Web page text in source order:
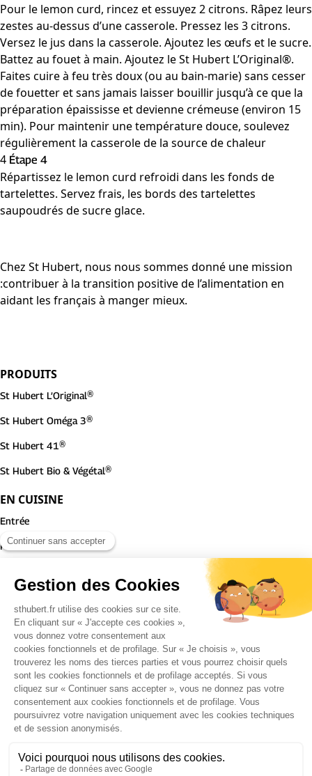
Pour le lemon curd, rincez et essuyez 2 citrons. Râpez leurs
zestes au-dessus d’une casserole. Pressez les 3 citrons.
Versez le jus dans la casserole. Ajoutez les œufs et le sucre.
Battez au fouet à main. Ajoutez le St Hubert L’Original®.
Faites cuire à feu très doux (ou au bain-marie) sans cesser
de fouetter et sans jamais laisser bouillir jusqu’à ce que la
préparation épaississe et devienne crémeuse (environ 15
min). Pour maintenir une température douce, soulevez
régulièrement la casserole de la source de chaleur
4 Étape 4
Répartissez le lemon curd refroidi dans les fonds de
tartelettes. Servez frais, les bords des tartelettes
saupoudrés de sucre glace.
Chez St Hubert, nous nous sommes donné une mission
:contribuer à la transition positive de l’alimentation en
aidant les français à manger mieux.
PRODUITS
St Hubert L’Original®
St Hubert Oméga 3®
St Hubert 41®
St Hubert Bio & Végétal®
EN CUISINE
Entrée
Plat
Notre histoire
Notre entreprise
Nous rejoindre
Nos engagements
Contactez-nous
Politique de confidentialité